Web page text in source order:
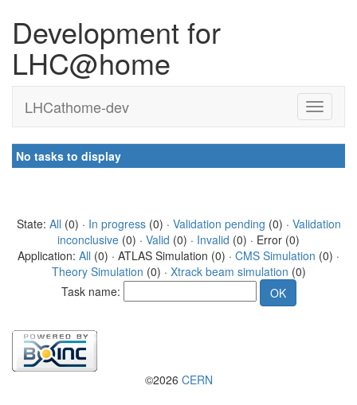
Development for
LHC@home
LHCathome-dev
No tasks to display
State: All (0) · In progress(0) · Validation pending (0) · Validation
inconclusive (0) · Valid (0) · Invalid (0) · Error (0)
Application: All (0) · ATLAS Simulation (0) · CMS Simulation (0) ·
Theory Simulation (0) · Xtrack beam simulation (0)
Task name:
©2026 CERN